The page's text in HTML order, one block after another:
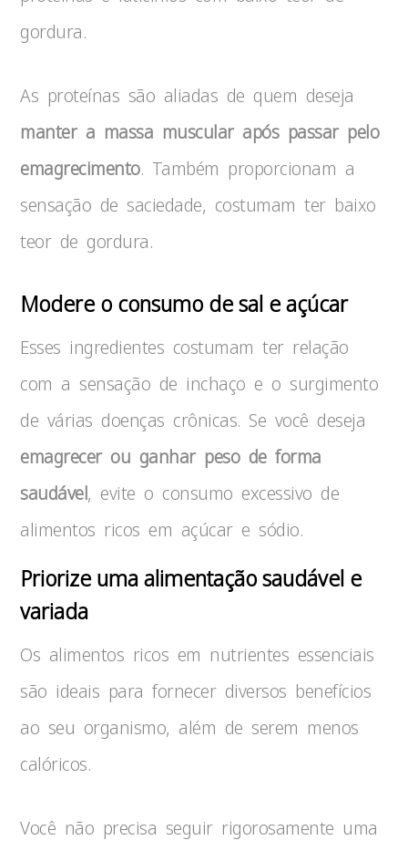
gordura.
As proteínas são aliadas de quem deseja
manter a massa muscular após passar pelo
emagrecimento. Também proporcionam a
sensação de saciedade, costumam ter baixo
teor de gordura.
Modere o consumo de sal e açúcar
Esses ingredientes costumam ter relação
com a sensação de inchaço e o surgimento
de várias doenças crônicas. Se você deseja
emagrecer ou ganhar peso de forma
saudável, evite o consumo excessivo de
alimentos ricos em açúcar e sódio.
Priorize uma alimentação saudável e
variada
Os alimentos ricos em nutrientes essenciais
são ideais para fornecer diversos benefícios
ao seu organismo, além de serem menos
calóricos.
Você não precisa seguir rigorosamente uma